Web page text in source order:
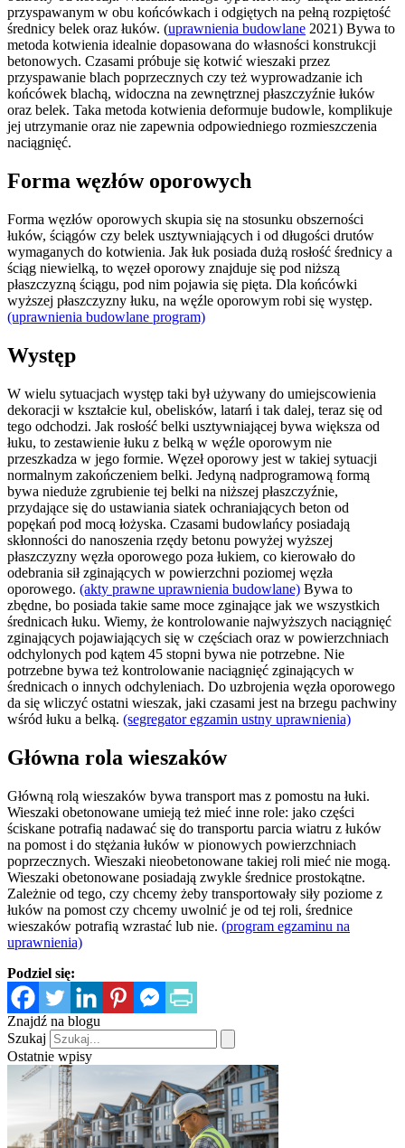
przyspawanym w obu końcówkach i odgiętych na pełną rozpiętość
średnicy belek oraz łuków. (uprawnienia budowlane 2021) Bywa to
metoda kotwienia idealnie dopasowana do własności konstrukcji
betonowych. Czasami próbuje się kotwić wieszaki przez
przyspawanie blach poprzecznych czy też wyprowadzanie ich
końcówek blachą, widoczna na zewnętrznej płaszczyźnie łuków
oraz belek. Taka metoda kotwienia deformuje budowle, komplikuje
jej utrzymanie oraz nie zapewnia odpowiedniego rozmieszczenia
naciągnięć.
Forma węzłów oporowych
Forma węzłów oporowych skupia się na stosunku obszerności
łuków, ściągów czy belek usztywniających i od długości drutów
wymaganych do kotwienia. Jak łuk posiada dużą rosłość średnicy a
ściąg niewielką, to węzeł oporowy znajduje się pod niższą
płaszczyzną ściągu, pod nim pojawia się pięta. Dla końcówki
wyższej płaszczyzny łuku, na węźle oporowym robi się występ.
(uprawnienia budowlane program)
Występ
W wielu sytuacjach występ taki był używany do umiejscowienia
dekoracji w kształcie kul, obelisków, latarń i tak dalej, teraz się od
tego odchodzi. Jak rosłość belki usztywniającej bywa większa od
łuku, to zestawienie łuku z belką w węźle oporowym nie
przeszkadza w jego formie. Węzeł oporowy jest w takiej sytuacji
normalnym zakończeniem belki. Jedyną nadprogramową formą
bywa nieduże zgrubienie tej belki na niższej płaszczyźnie,
przydające się do ustawiania siatek ochraniających beton od
popękań pod mocą łożyska. Czasami budowlańcy posiadają
skłonności do nanoszenia rzędy betonu powyżej wyższej
płaszczyzny węzła oporowego poza łukiem, co kierowało do
odebrania sił zginających w powierzchni poziomej węzła
oporowego. (akty prawne uprawnienia budowlane) Bywa to
zbędne, bo posiada takie same moce zginające jak we wszystkich
średnicach łuku. Wiemy, że kontrolowanie najwyższych naciągnięć
zginających pojawiających się w częściach oraz w powierzchniach
odchylonych pod kątem 45 stopni bywa nie potrzebne. Nie
potrzebne bywa też kontrolowanie naciągnięć zginających w
średnicach o innych odchyleniach. Do uzbrojenia węzła oporowego
da się wliczyć ostatni wieszak, jaki czasami jest na brzegu pachwiny
wśród łuku a belką. (segregator egzamin ustny uprawnienia)
Główna rola wieszaków
Główną rolą wieszaków bywa transport mas z pomostu na łuki.
Wieszaki obetonowane umieją też mieć inne role: jako części
ściskane potrafią nadawać się do transportu parcia wiatru z łuków
na pomost i do stężania łuków w pionowych powierzchniach
poprzecznych. Wieszaki nieobetonowane takiej roli mieć nie mogą.
Wieszaki obetonowane posiadają zwykle średnice prostokątne.
Zależnie od tego, czy chcemy żeby transportowały siły poziome z
łuków na pomost czy chcemy uwolnić je od tej roli, średnice
wieszaków potrafią wzrastać lub nie. (program egzaminu na
uprawnienia)
Podziel się:
Znajdź na blogu
Szukaj
Ostatnie wpisy